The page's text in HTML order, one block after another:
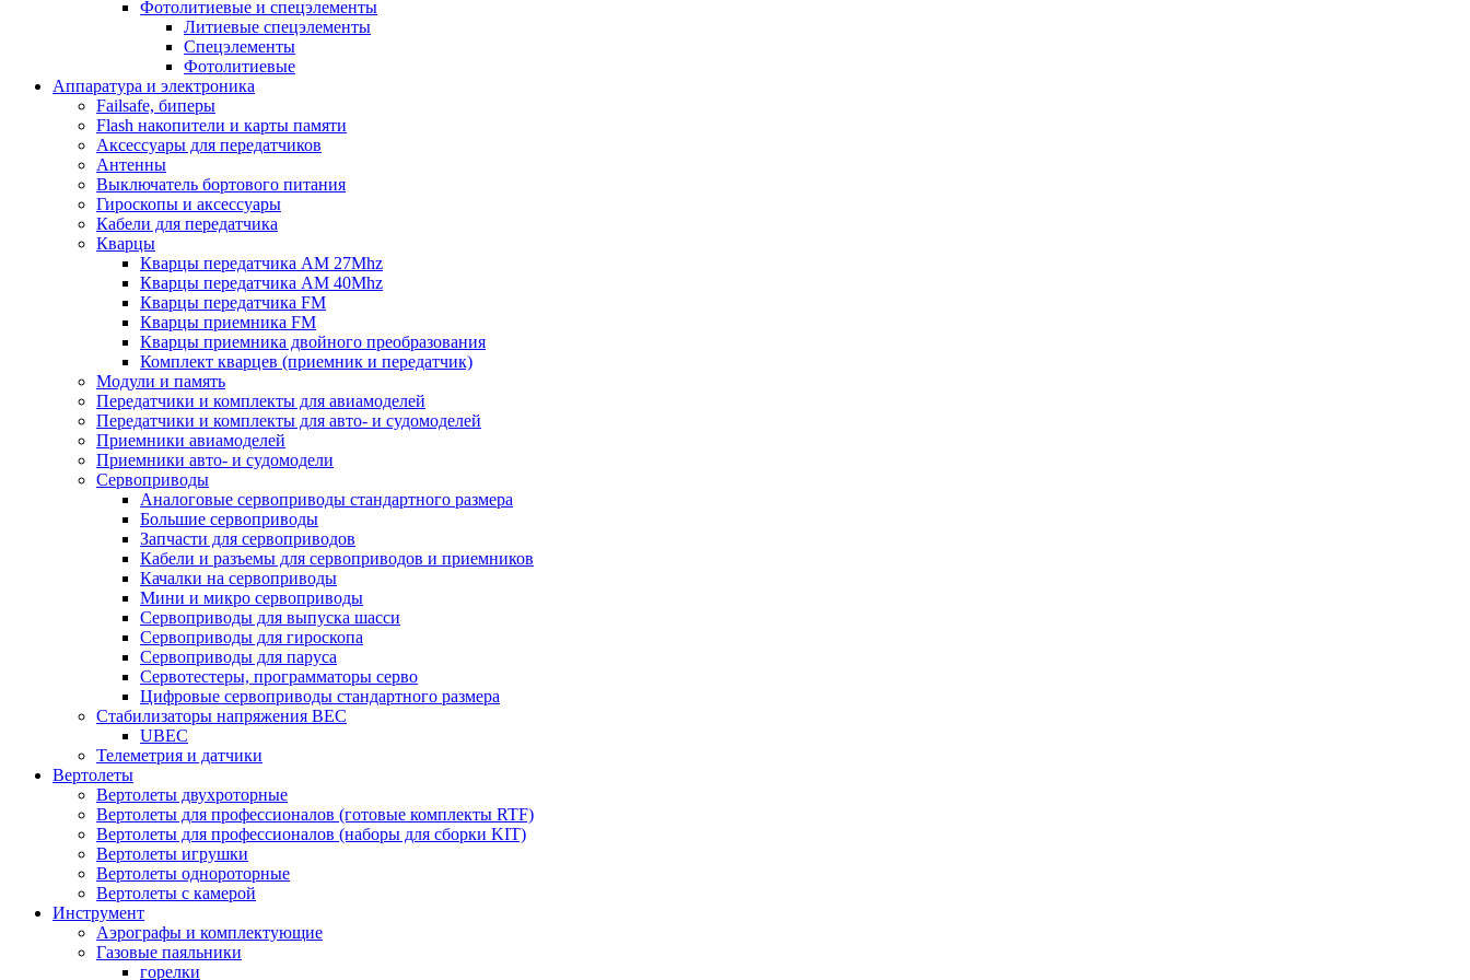
Фотолитиевые и спецэлементы
Литиевые спецэлементы
Спецэлементы
Фотолитиевые
Аппаратура и электроника
Failsafe, биперы
Flash накопители и карты памяти
Аксессуары для передатчиков
Антенны
Выключатель бортового питания
Гироскопы и аксессуары
Кабели для передатчика
Кварцы
Кварцы передатчика AM 27Mhz
Кварцы передатчика AM 40Mhz
Кварцы передатчика FM
Кварцы приемника FM
Кварцы приемника двойного преобразования
Комплект кварцев (приемник и передатчик)
Модули и память
Передатчики и комплекты для авиамоделей
Передатчики и комплекты для авто- и судомоделей
Приемники авиамоделей
Приемники авто- и судомодели
Сервоприводы
Аналоговые сервоприводы стандартного размера
Большие сервоприводы
Запчасти для сервоприводов
Кабели и разъемы для сервоприводов и приемников
Качалки на сервоприводы
Мини и микро сервоприводы
Сервоприводы для выпуска шасси
Сервоприводы для гироскопа
Сервоприводы для паруса
Сервотестеры, программаторы серво
Цифровые сервоприводы стандартного размера
Стабилизаторы напряжения BEC
UBEC
Телеметрия и датчики
Вертолеты
Вертолеты двухроторные
Вертолеты для профессионалов (готовые комплекты RTF)
Вертолеты для профессионалов (наборы для сборки KIT)
Вертолеты игрушки
Вертолеты однороторные
Вертолеты с камерой
Инструмент
Аэрографы и комплектующие
Газовые паяльники
горелки